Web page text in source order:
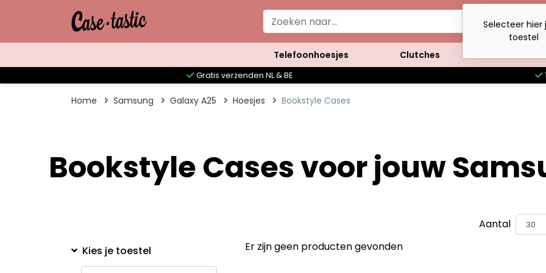
Telefoonhoesjes Clutches
Gratis verzenden NL & BE
Home Samsung Galaxy A25 Hoesjes Bookstyle Cases
Bookstyle Cases voor jouw
Aantal
Kies je toestel
Er zijn geen producten gevonden
Selecteer hier
toestel